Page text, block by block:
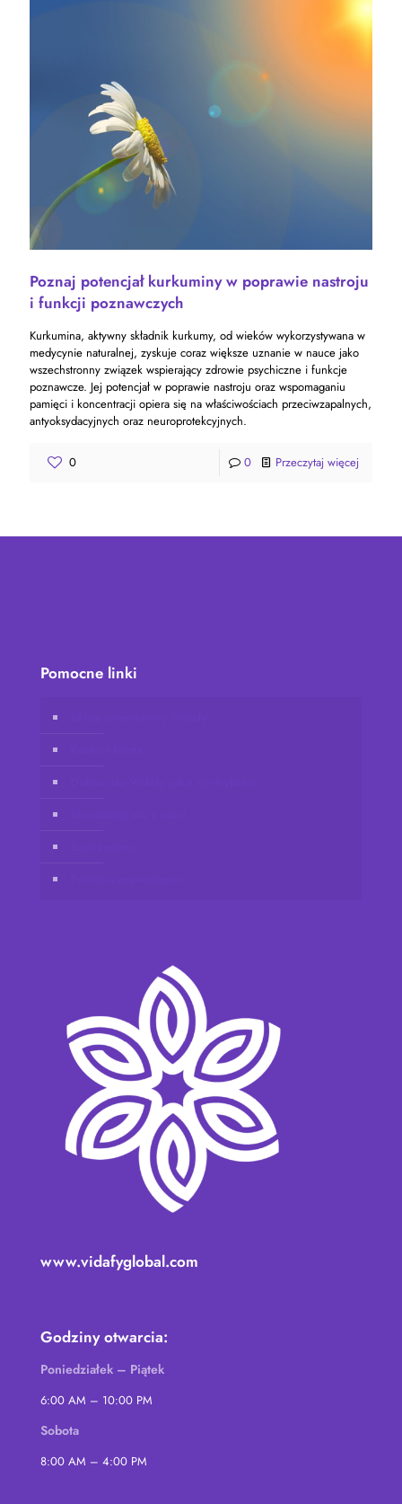
Poznaj potencjał kurkuminy w poprawie nastroju
i funkcji poznawczych
Kurkumina, aktywny składnik kurkumy, od wieków wykorzystywana w
medycynie naturalnej, zyskuje coraz większe uznanie w nauce jako
wszechstronny związek wspierający zdrowie psychiczne i funkcje
poznawcze. Jej potencjał w poprawie nastroju oraz wspomaganiu
pamięci i koncentracji opiera się na właściwościach przeciwzapalnych,
antyoksydacyjnych oraz neuroprotekcyjnych.
0 0 Przeczytaj więcej
Pomocne linki
www.vidafyglobal.com
Godziny otwarcia:
Poniedziałek – Piątek
6:00 AM – 10:00 PM
Sobota
8:00 AM – 4:00 PM